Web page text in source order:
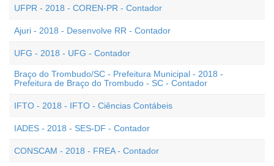
UFPR - 2018 - COREN-PR - Contador
Ajuri - 2018 - Desenvolve RR - Contador
UFG - 2018 - UFG - Contador
Braço do Trombudo/SC - Prefeitura Municipal - 2018 -
Prefeitura de Braço do Trombudo - SC - Contador
IFTO - 2018 - IFTO - Ciências Contábeis
IADES - 2018 - SES-DF - Contador
CONSCAM - 2018 - FREA - Contador